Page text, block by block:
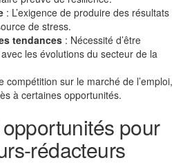
: L’exigence de produire des résultats
de stress.
tendances : Nécessité d’être
les évolutions du secteur de la
compétition sur le marché de l’emploi,
à certaines opportunités.
pour
rédacteurs